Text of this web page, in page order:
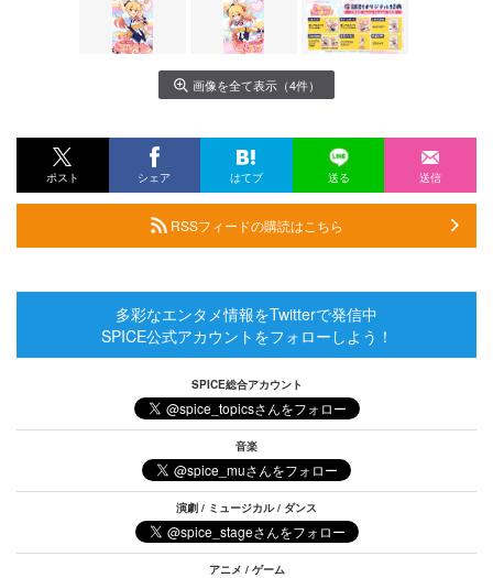
画像を全て表示（4件）
ポスト シェア はてブ 送る 送信
RSSフィードの購読はこちら
多彩なエンタメ情報をTwitterで発信中
SPICE公式アカウントをフォローしよう！
SPICE総合アカウント
音楽
演劇 / ミュージカル / ダンス
アニメ / ゲーム